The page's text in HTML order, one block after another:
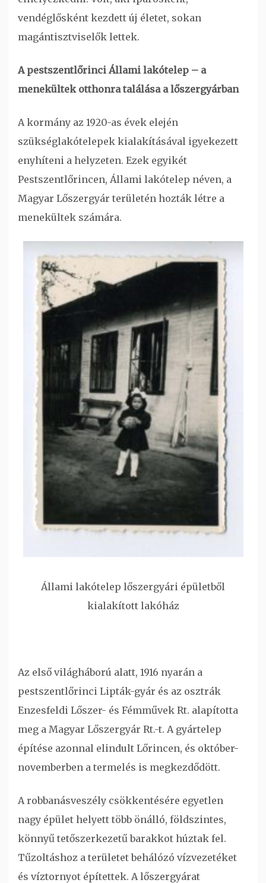
vendéglősként kezdett új életet, sokan
magántisztviselők lettek.
A pestszentlőrinci Állami lakótelep – a
menekültek otthonra találása a lőszergyárban
A kormány az 1920-as évek elején
szükséglakótelepek kialakításával igyekezett
enyhíteni a helyzeten. Ezek egyikét
Pestszentlőrincen, Állami lakótelep néven, a
Magyar Lőszergyár területén hozták létre a
menekültek számára.
Állami lakótelep lőszergyári épületből
kialakított lakóház
Az első világháború alatt, 1916 nyarán a
pestszentlőrinci Lipták-gyár és az osztrák
Enzesfeldi Lőszer- és Fémművek Rt. alapította
meg a Magyar Lőszergyár Rt.-t. A gyártelep
építése azonnal elindult Lőrincen, és október-
novemberben a termelés is megkezdődött.
A robbanásveszély csökkentésére egyetlen
nagy épület helyett több önálló, földszintes,
könnyű tetőszerkezetű barakkot húztak fel.
Tűzoltáshoz a területet behálózó vízvezetéket
és víztornyot építettek. A lőszergyárat